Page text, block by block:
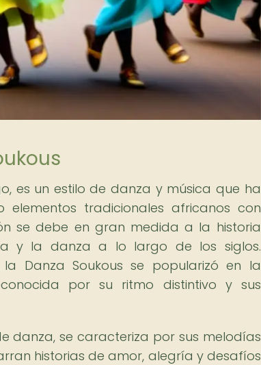
es un estilo de danza y música que ha
tradicionales africanos con
se debe en gran medida a la historia
y la danza a lo largo de los siglos.
Danza Soukous se popularizó en la
por su ritmo distintivo y sus
danza, se caracteriza por sus melodías
historias de amor, alegría y desafíos